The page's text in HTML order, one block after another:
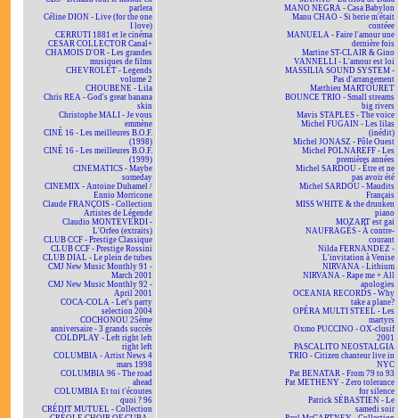
parlera
Céline DION - Live (for the one
I love)
CERRUTI 1881 et le cinéma
CESAR COLLECTOR Canal+
CHAMOIS D'OR - Les grandes
musiques de films
CHEVROLET - Legends
volume 2
CHOUBENE - Lila
Chris REA - God's great banana
skin
Christophe MALI - Je vous
emmène
CINÉ 16 - Les meilleures B.O.F.
(1998)
CINÉ 16 - Les meilleures B.O.F.
(1999)
CINEMATICS - Maybe
someday
CINEMIX - Antoine Duhamel /
Ennio Morricone
Claude FRANÇOIS - Collection
Artistes de Légende
Claudio MONTEVERDI -
L'Orfeo (extraits)
CLUB CCF - Prestige Classique
CLUB CCF - Prestige Rossini
CLUB DIAL - Le plein de tubes
CMJ New Music Monthly 91 -
March 2001
CMJ New Music Monthly 92 -
April 2001
COCA-COLA - Let's party
selection 2004
COCHONOU 25ème
anniversaire - 3 grands succès
COLDPLAY - Left right left
right left
COLUMBIA - Artist News 4
mars 1998
COLUMBIA 96 - The road
ahead
COLUMBIA Et toi t'écoutes
quoi ? 96
CRÉDIT MUTUEL - Collection
MANO NEGRA - Casa Babylon
Manu CHAO - Si berie m'était
contéee
MANUELA - Faire l'amour une
dernière fois
Martine ST-CLAIR & Gino
VANNELLI - L'amour est loi
MASSILIA SOUND SYSTEM -
Pas d'arrangement
Matthieu MARTOURET
BOUNCE TRIO - Small streams
big rivers
Mavis STAPLES - The voice
Michel FUGAIN - Les lilas
(inédit)
Michel JONASZ - Pôle Ouest
Michel POLNAREFF - Les
premières années
Michel SARDOU - Être et ne
pas avoir été
Michel SARDOU - Maudits
Français
MISS WHITE & the drunken
piano
MOZART est gai
NAUFRAGÉS - À contre-
courant
Nilda FERNANDEZ -
L'invitation à Venise
NIRVANA - Lithium
NIRVANA - Rape me + All
apologies
OCEANIA RECORDS - Why
take a plane?
OPÉRA MULTI STEEL - Les
martyrs
Oxmo PUCCINO - OX-clusif
2001
PASCALITO NEOSTALGIA
TRIO - Citizen chanteur live in
NYC
Pat BENATAR - From 79 to 93
Pat METHENY - Zero tolerance
for silence
Patrick SÉBASTIEN - Le
samedi soir